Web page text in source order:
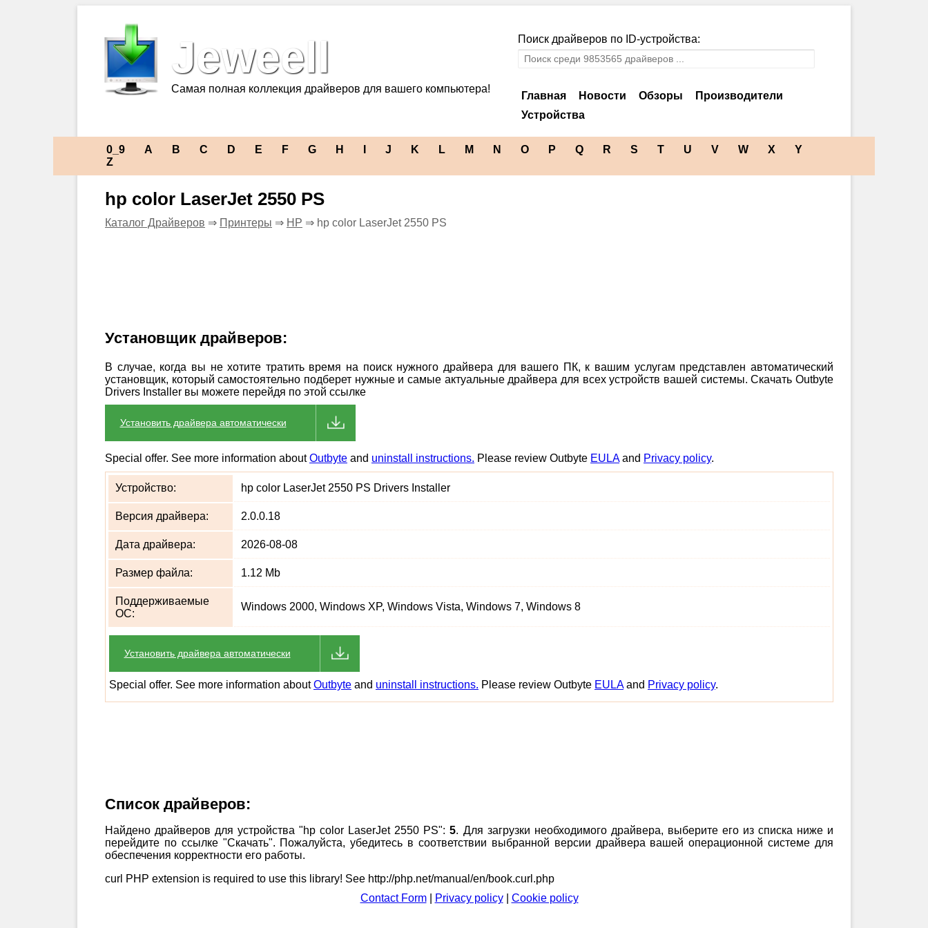
Jeweell
Самая полная коллекция драйверов для вашего компьютера!
Поиск драйверов по ID-устройства:
Главная Новости Обзоры
Производители
Устройства
0_9 A B C D E F G H J K L M N O P Q R S T U V W X
Y
Z
hp color LaserJet 2550 PS
Каталог Драйверов ⇒ Принтеры ⇒ HP ⇒ hp color LaserJet 2550 PS
Установщик драйверов:
В случае, когда вы не хотите тратить время на поиск нужного драйвера для вашего ПК, к вашим услугам представлен автоматический
установщик, который самостоятельно подберет нужные и самые актуальные драйвера для всех устройств вашей системы. Скачать Outbyte
Drivers Installer вы можете перейдя по этой ссылке
Установить драйвера автоматически
Special offer. See more information aboutOutbyte and uninstall instructions. Please review Outbyte EULAand Privacy policy.
Устройство: hp color LaserJet 2550 PS Drivers Installer
Версия драйвера: 2.0.0.18
Дата драйвера: 2026-08-08
Размер файла: 1.12 Mb
Поддерживаемые
ОС:
Windows 2000, Windows XP, Windows Vista, Windows 7, Windows 8
Установить драйвера автоматически
Special offer. See more information aboutOutbyte and uninstall instructions. Please review Outbyte EULAand Privacy policy.
Список драйверов:
Найдено драйверов для устройства "hp color LaserJet 2550 PS":5. Для загрузки необходимого драйвера, выберите его из списка ниже и
перейдите по ссылке "Скачать". Пожалуйста, убедитесь в соответствии выбранной версии драйвера вашей операционной системе для
обеспечения корректности его работы.
curl PHP extension is required to use this library! See http://php.net/manual/en/book.curl.php
Contact Form| Privacy policy| Cookie policy